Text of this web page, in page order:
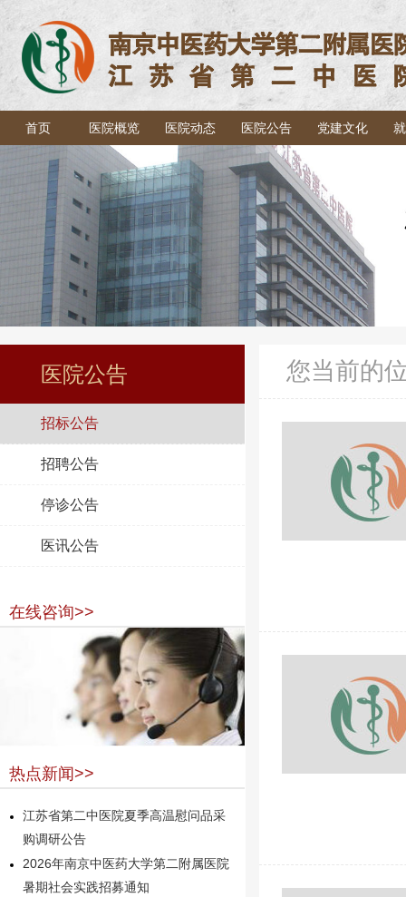
首页 医院概览 医院动态 医院公告 党建文化
医院公告
招标公告
招聘公告
停诊公告
医讯公告
在线咨询>>
热点新闻>>
江苏省第二中医院夏季高温慰问品采
购调研公告
2026年南京中医药大学第二附属医院
暑期社会实践招募通知
您当前的